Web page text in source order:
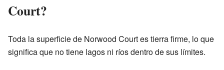
Court?
Toda la superficie de Norwood Court es tierra firme, lo que
significa que no tiene lagos ni ríos dentro de sus límites.